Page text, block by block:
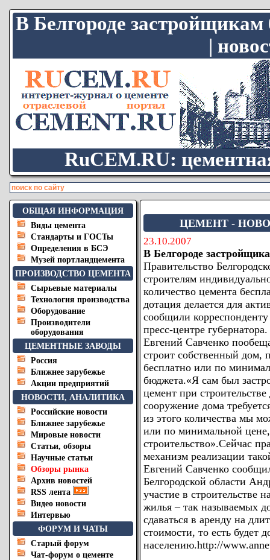
В Белгороде застройщикам
|
RuCEM.RU:
ОБЩАЯ ИНФОРМАЦИЯ
Виды цемента
Стандарты и ГОСТы
Определения в БСЭ
Музей портландцемента
ПРОИЗВОДСТВО ЦЕМЕНТА
Сырьевые материалы
Технология производства
Оборудование
Производители
оборудования
ЦЕМЕНТНЫЕ ЗАВОДЫ
Россия
Ближнее зарубежье
Акции предприятий
НОВОСТИ, АНАЛИТИКА
Российские новости
Ближнее зарубежье
Мировые новости
Статьи, обзоры
Научные статьи
Обзоры рынка
Архив новостей
RSS лента
Видео новости
Интервью
ФОРУМ И ЧАТЫ
Старый форум
Чат-форум о цементе
ЦЕМЕНТ -
23.10.2007
В Белгороде
Правительство
строителям
количество цемента
дотация делается для
сообщили
пресс-центре
Евгений Савченко
строит собственный дом,
бесплатно или по
бюджета.«Я сам был
цемент при
сооружение дома
из этого количества мы
или по минимальной
строительство».Сейчас
механизм реализации
Евгений Савченко
Белгородской области
участие в строительстве
жилья – так называемых
сдаваться в аренду на
стоимости, то есть будет
населению.http://